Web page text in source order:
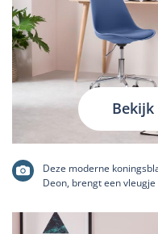
Bekijk
Deze moderne
Deon, brengt een